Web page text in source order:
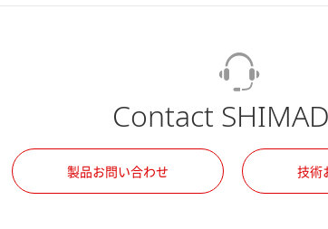
Contact
製品お問い合わせ 技術